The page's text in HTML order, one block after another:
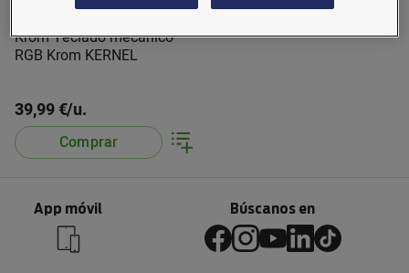
Krom Teclado mecánico
RGB Krom KERNEL
39,99 €/u.
Comprar
App móvil Búscanos en